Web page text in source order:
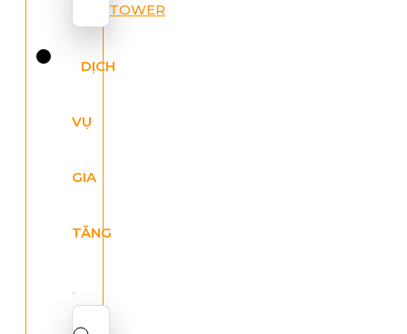
TOWER
DỊCH
VỤ
GIA
TĂNG